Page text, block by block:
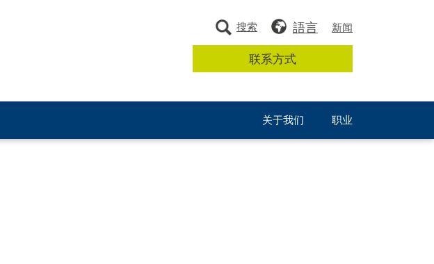
职业
关于我们
語言 新闻
搜索
联系方式